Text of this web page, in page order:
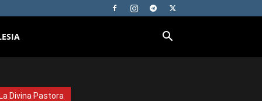
La Divina Pastora